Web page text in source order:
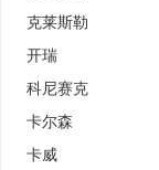
克莱斯勒
开瑞
科尼赛克
卡尔森
卡威